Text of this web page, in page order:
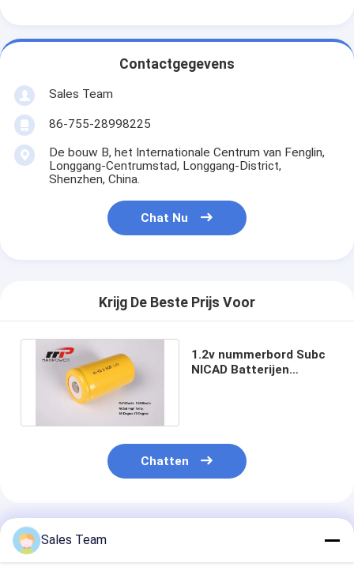
Contactgegevens
Sales Team
86-755-28998225
De bouw B, het Internationale Centrum van Fenglin,
Longgang-Centrumstad, Longgang-District,
Shenzhen, China.
Chat Nu
Krijg De Beste Prijs Voor
1.2v nummerbord Subc
NICAD Batterijen
Chatten
Geadviseerde Producten
Sales Team